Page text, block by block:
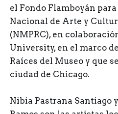
el Fondo Flamboyán
Nacional de Arte y
(NMPRC), en
University, en el marco
Raíces del Museo y que
ciudad de Chicago.
Nibia Pastrana Santiago